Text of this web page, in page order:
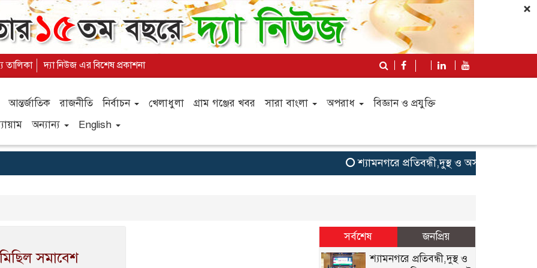
×
তালিকা দ্যা নিউজ এর বিশেষ প্রকাশনা
আন্তর্জাতিক রাজনীতি নির্বাচন খেলাধুলা গ্রাম গঞ্জের খবর সারা বাংলা অপরাধ
বিজ্ঞান ও প্রযুক্তি
অন্যান্য English
শ্যামনগরে প্রতিবন্ধী,দুস্থ ও অসহায়
সমাবেশ
সর্বশেষ
জনপ্রিয়
শ্যামনগরে প্রতিবন্ধী,দুস্থ ও